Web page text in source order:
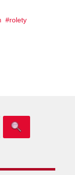
rolety